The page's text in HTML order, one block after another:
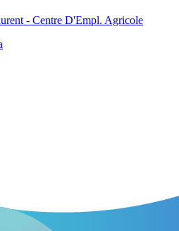
- Centre D'Empl. Agricole